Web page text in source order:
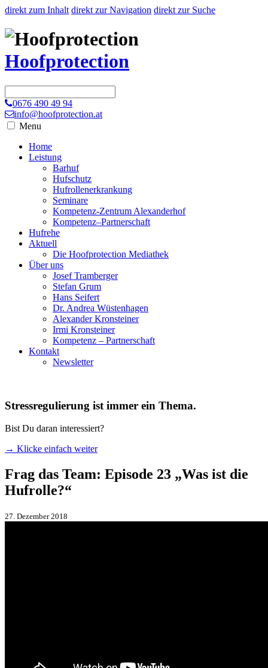
direkt zum Inhalt direkt zur Navigation direkt zur Suche
Hoofprotection
0676 490 49 94
info@hoofprotection.at
Menu
Home
Leistung
Barhuf
Hufschutz
Hufrollenerkrankung
Seminare
Kompetenz-Zentrum Alexanderhof
Kompetenz–Partnerschaft
Hufrehe
Aktuell
Die Hoofprotection Mediathek
Über uns
Josef Tramberger
Stefan Grum
Hans Seifert
Dr. Andrea Wüstenhagen
Alexander Kronsteiner
Irmi Kronsteiner
Kompetenz – Partnerschaft
Kontakt
Newsletter
Stressregulierung ist immer ein Thema.
Bist Du daran interessiert?
→ Klicke einfach weiter
Frag das Team: Episode 23 „Was ist die
Hufrolle?“
27. Dezember 2018